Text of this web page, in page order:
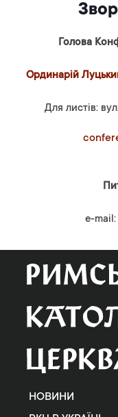
Голова
Ординарій
Для листів:
e-mail:
НОВИНИ